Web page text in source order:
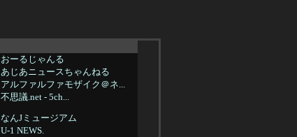
おーるじゃんる
あじあニュースちゃんねる
アルファルファモザイク＠ネ...
不思議.net - 5ch...
なんJミュージアム
U-1 NEWS.